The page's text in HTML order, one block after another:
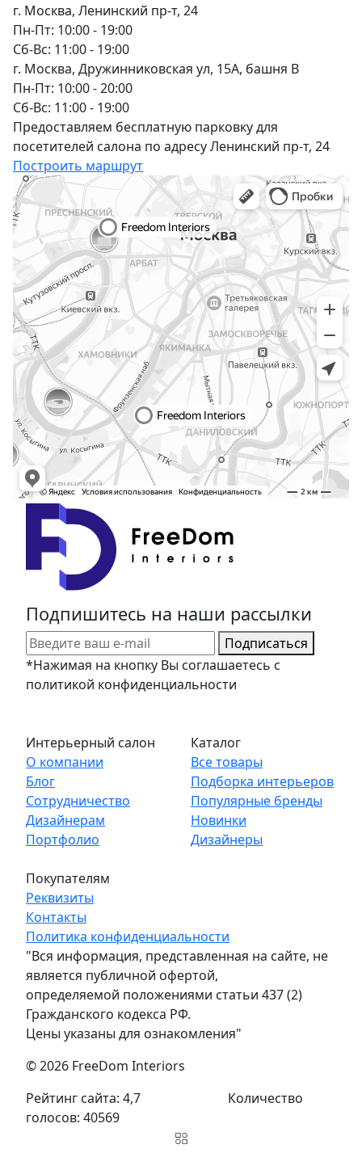
г. Москва, Ленинский пр-т, 24
Пн-Пт: 10:00 - 19:00
Сб-Вс: 11:00 - 19:00
г. Москва, Дружинниковская ул, 15А, башня В
Пн-Пт: 10:00 - 20:00
Сб-Вс: 11:00 - 19:00
Предоставляем бесплатную парковку для
посетителей салона по адресу Ленинский пр-т, 24
Построить маршрут
Интерьерный салон
О компании
Блог
Сотрудничество
Дизайнерам
Портфолио
Каталог
Все товары
Подборка интерьеров
Популярные бренды
Новинки
Дизайнеры
Покупателям
Реквизиты
Контакты
Подпишитесь на наши рассылки
Подписаться
*Нажимая на кнопку Вы соглашаетесь с
политикой конфиденциальности
Политика конфиденциальности
"Вся информация, представленная на сайте, не
является публичной офертой,
определяемой положениями статьи 437 (2)
Гражданского кодекса РФ.
Цены указаны для ознакомления"
© 2026 FreeDom Interiors
Рейтинг сайта: 4,7
Количество
голосов: 40569